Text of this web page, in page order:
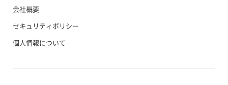
会社概要
セキュリティポリシー
個人情報について